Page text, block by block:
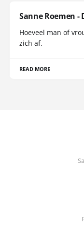
Sanne Roemen -
Hoeveel man of
zich af.
READ MORE